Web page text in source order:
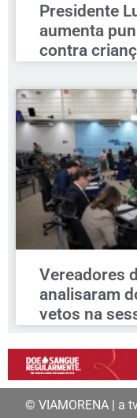
Presidente
aumenta
contra
Vereadores
analisaram
vetos na
© VIAMORENA | a